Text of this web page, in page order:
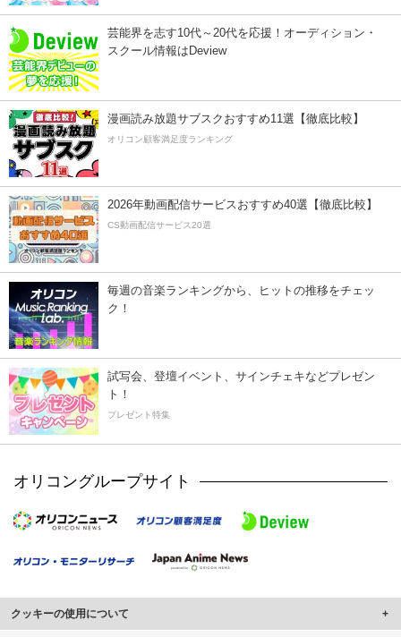
芸能界を志す10代～20代を応援！オーディション・
スクール情報はDeview
漫画読み放題サブスクおすすめ11選【徹底比較】
オリコン顧客満足度ランキング
2026年動画配信サービスおすすめ40選【徹底比較】
CS動画配信サービス20選
毎週の音楽ランキングから、ヒットの推移をチェッ
ク！
試写会、登壇イベント、サインチェキなどプレゼン
ト！
プレゼント特集
オリコングループサイト
クッキーの使用について